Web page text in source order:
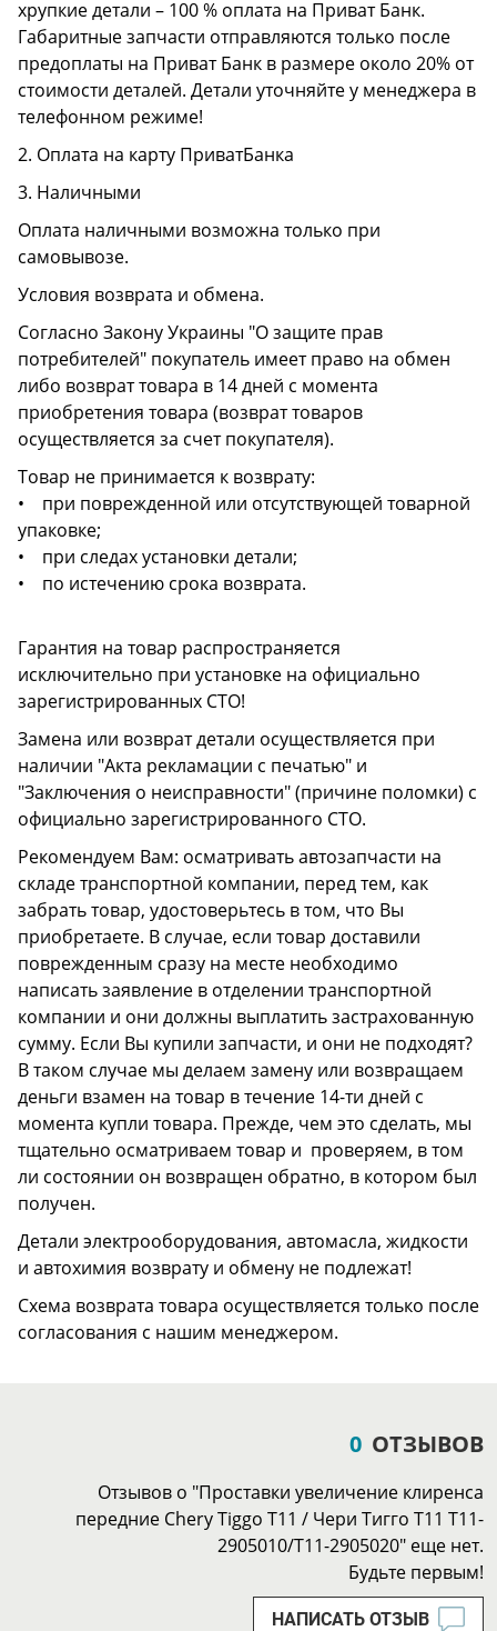
хрупкие детали – 100 % оплата на Приват Банк.
Габаритные запчасти отправляются только после
предоплаты на Приват Банк в размере около 20% от
стоимости деталей. Детали уточняйте у менеджера в
телефонном режиме!
2. Оплата на карту ПриватБанка
3. Наличными
Оплата наличными возможна только при
самовывозе.
Условия возврата и обмена.
Согласно Закону Украины "О защите прав
потребителей" покупатель имеет право на обмен
либо возврат товара в 14 дней с момента
приобретения товара (возврат товаров
осуществляется за счет покупателя).
Товар не принимается к возврату:
• при поврежденной или отсутствующей товарной
упаковке;
• при следах установки детали;
• по истечению срока возврата.
Гарантия на товар распространяется
исключительно при установке на официально
зарегистрированных СТО!
Замена или возврат детали осуществляется при
наличии "Акта рекламации с печатью" и
"Заключения о неисправности" (причине поломки) с
официально зарегистрированного СТО.
Рекомендуем Вам: осматривать автозапчасти на
складе транспортной компании, перед тем, как
забрать товар, удостоверьтесь в том, что Вы
приобретаете. В случае, если товар доставили
поврежденным сразу на месте необходимо
написать заявление в отделении транспортной
компании и они должны выплатить застрахованную
сумму. Если Вы купили запчасти, и они не подходят?
В таком случае мы делаем замену или возвращаем
деньги взамен на товар в течение 14-ти дней с
момента купли товара. Прежде, чем это сделать, мы
тщательно осматриваем товар и проверяем, в том
ли состоянии он возвращен обратно, в котором был
получен.
Детали электрооборудования, автомасла, жидкости
и автохимия возврату и обмену не подлежат!
Схема возврата товара осуществляется только после
согласования с нашим менеджером.
0 ОТЗЫВОВ
Отзывов о "Проставки увеличение клиренса
передние Chery Tiggo Т11 / Чери Тигго Т11 T11-
2905010/T11-2905020" еще нет.
Будьте первым!
НАПИСАТЬ ОТЗЫВ